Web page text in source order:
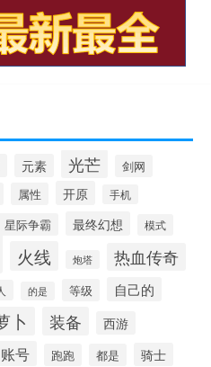
元素 光芒 剑网
属性 开原 手机
星际争霸 最终幻想 模式
火线 炮塔 热血传奇
的是 等级 自己的
卜 装备 西游
账号 跑跑 都是 骑士